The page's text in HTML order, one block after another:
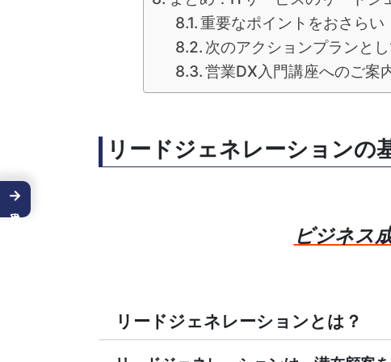
重要なポイントをおさらい
次のアクションプランと
営業DX入門講座へのご案
リードジェネレーションの
ビジネス
リードジェネレーションとは？
→